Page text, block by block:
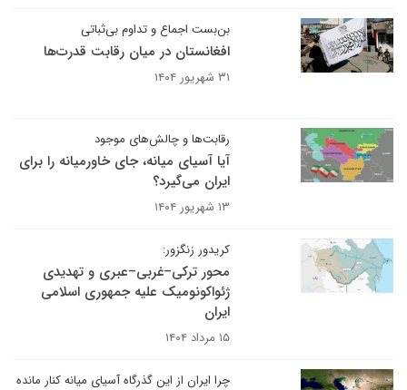
بن‌بست اجماع و تداوم بی‌ثباتی
افغانستان در میان رقابت قدرت‌ها
۳۱ شهریور ۱۴۰۴
رقابت‌ها و چالش‌های موجود
آیا آسیای میانه، جای خاورمیانه را برای
ایران می‌گیرد؟
۱۳ شهریور ۱۴۰۴
کریدور زنگزور:
محور ترکی–غربی–عبری و تهدیدی
ژئواکونومیک علیه جمهوری اسلامی
ایران
۱۵ مرداد ۱۴۰۴
چرا ایران از این گذرگاه آسیای میانه کنار مانده